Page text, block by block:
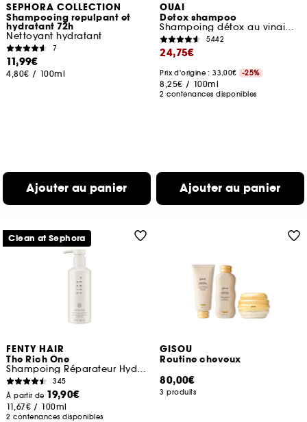
SEPHORA COLLECTION
Shampooing repulpant et
hydratant 72h
Nettoyant hydratant
7
11,99€
4,80€ / 100ml
Ajouter au panier
OUAI
Detox shampoo
Shampoing détox au vinaigre de cidre
5442
24,75€
Prix d'origine : 33,00€ -25%
8,25€ / 100ml
2 contenances disponibles
Ajouter au panier
FENTY HAIR
The Rich One
Shampoing Réparateur Hydratant
345
À partir de 19,90€
11,67€ / 100ml
2 contenances disponibles
Clean at Sephora
GISOU
Routine cheveux
80,00€
3 produits